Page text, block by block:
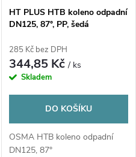
HT PLUS HTB koleno odpadní
DN125, 87°, PP, šedá
285 Kč bez DPH
344,85 Kč/ ks
Skladem
DO KOŠÍKU
OSMA HTB koleno odpadní
DN125, 87°